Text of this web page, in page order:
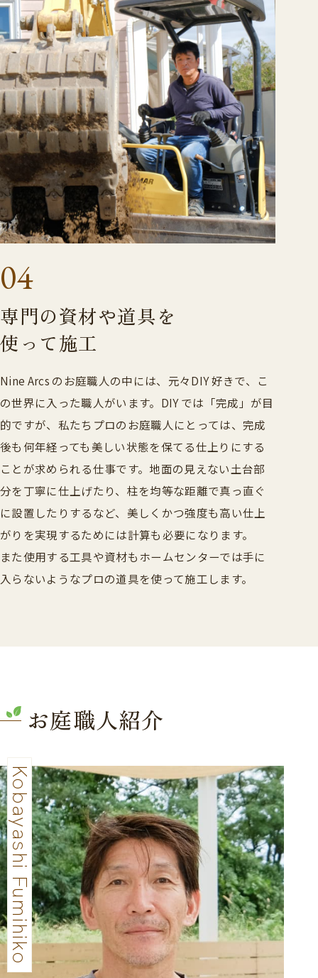
04
専門の資材や道具を
使って施工
Nine Arcs のお庭職人の中には、元々DIY 好きで、こ
の世界に入った職人がいます。DIY では「完成」が目
的ですが、私たちプロのお庭職人にとっては、完成
後も何年経っても美しい状態を保てる仕上りにする
ことが求められる仕事です。地面の見えない土台部
分を丁寧に仕上げたり、柱を均等な距離で真っ直ぐ
に設置したりするなど、美しくかつ強度も高い仕上
がりを実現するためには計算も必要になります。
また使用する工具や資材もホームセンターでは手に
入らないようなプロの道具を使って施工します。
お庭職人紹介
Kobayashi Fumihiko